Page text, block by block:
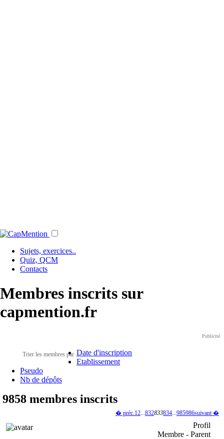
Sujets, exercices..
Quiz, QCM
Contacts
Membres inscrits sur
capmention.fr
Publicité
Trier les membres par Date d'inscription
Etablissement
Pseudo
Nb de dépôts
9858 membres inscrits
� préc.12...832833834...985986suivant �
Profil
Membre - Parent